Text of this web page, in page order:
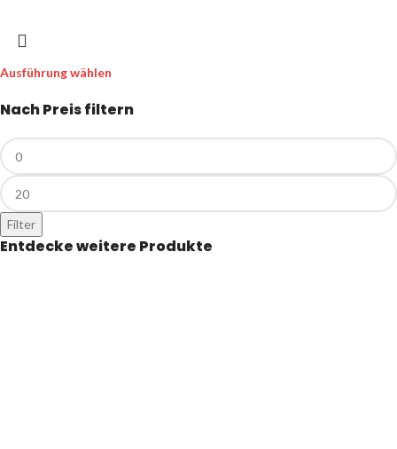
Nach Preis filtern
Filter
Entdecke weitere Produkte
Ausführung wählen